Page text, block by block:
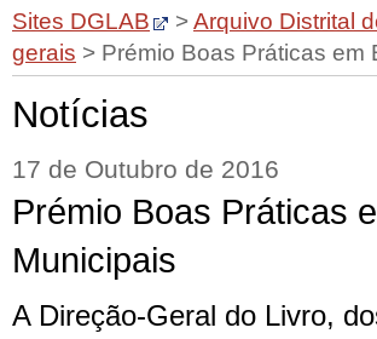
Sites DGLAB >Arquivo Distrital
gerais > Prémio Boas Práticas em
Notícias
17 de Outubro de 2016
Prémio Boas Práticas
Municipais
A Direção-Geral do Livro,